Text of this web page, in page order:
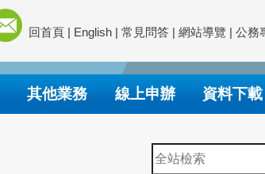
回首頁 | English | 常見問答 | 網站導覽 | 公務
其他業務 線上申辦 資料下載
全
站